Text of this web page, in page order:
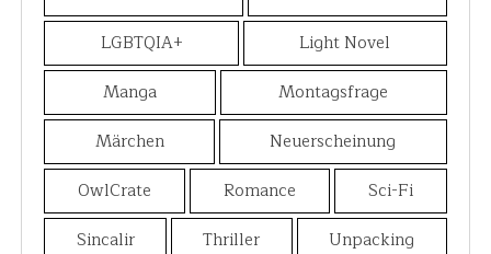
LGBTQIA+
Light Novel
Manga
Montagsfrage
Märchen
Neuerscheinung
OwlCrate
Romance
Sci-Fi
Sincalir
Thriller
Unpacking